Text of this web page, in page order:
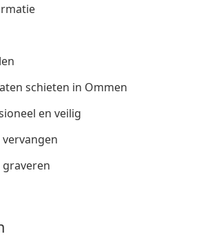
schieten in Ommen
en veilig